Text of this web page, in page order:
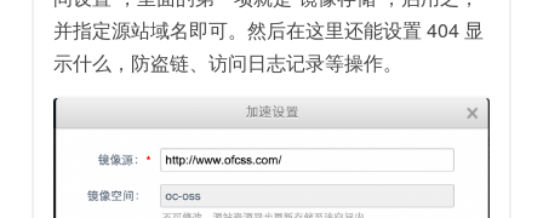
并指定源站域名即可。然后在这里还能设置 404 显
示什么，防盗链、访问日志记录等操作。